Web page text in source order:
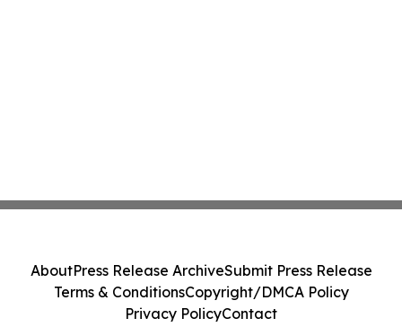
AboutPress Release ArchiveSubmit Press Release
Terms & ConditionsCopyright/DMCA Policy
Privacy PolicyContact